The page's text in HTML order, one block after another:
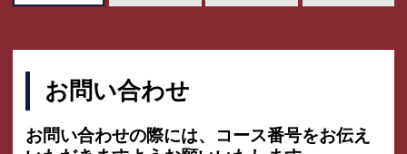
お問い合わせ
お問い合わせの際には、コース番号をお伝え